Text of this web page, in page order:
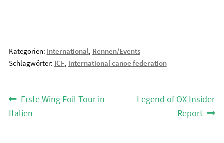
Kategorien: International, Rennen/Events
Schlagwörter: ICF, international canoe federation
Beitragsnavigation
Vorheriger
Beitrag:
Erste Wing Foil Tour in
Italien
Nächster
Legend of OX Insider
Report